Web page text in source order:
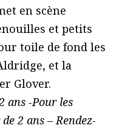
en scène
et petits
toile de fond les
et la
Glover.
ans -Pour les
2 ans – Rendez-